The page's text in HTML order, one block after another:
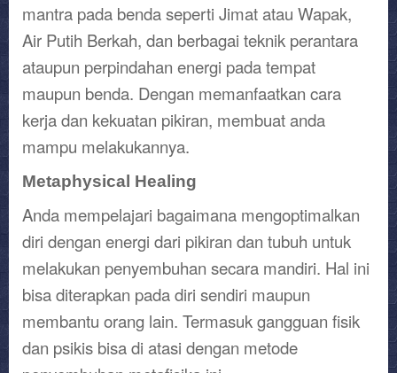
mantra pada benda seperti Jimat atau Wapak,
Air Putih Berkah, dan berbagai teknik perantara
ataupun perpindahan energi pada tempat
maupun benda. Dengan memanfaatkan cara
kerja dan kekuatan pikiran, membuat anda
mampu melakukannya.
Metaphysical Healing
Anda mempelajari bagaimana mengoptimalkan
diri dengan energi dari pikiran dan tubuh untuk
melakukan penyembuhan secara mandiri. Hal ini
bisa diterapkan pada diri sendiri maupun
membantu orang lain. Termasuk gangguan fisik
dan psikis bisa di atasi dengan metode